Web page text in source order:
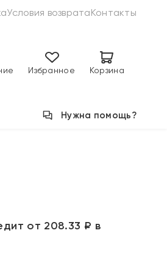
Условия возвратаКонтакты
Избранное Корзина
Нужна помощь?
от 208.33 ₽ в